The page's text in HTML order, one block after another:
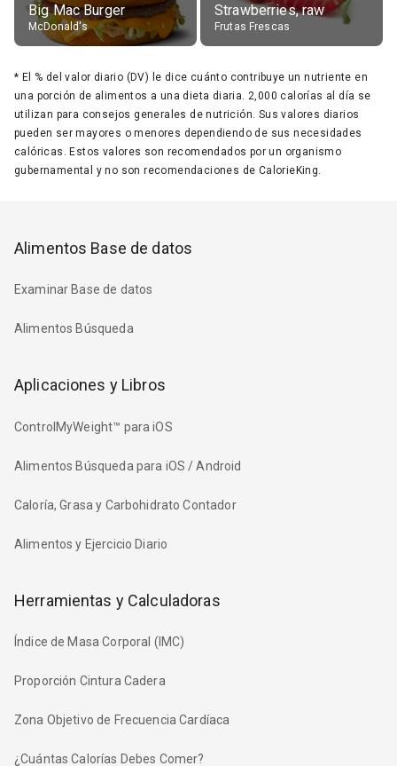
Big Mac Burger
McDonald's
Strawberries, raw
Frutas Frescas
* El % del valor diario (DV) le dice cuánto contribuye un nutriente en
una porción de alimentos a una dieta diaria. 2,000 calorías al día se
utilizan para consejos generales de nutrición. Sus valores diarios
pueden ser mayores o menores dependiendo de sus necesidades
calóricas. Estos valores son recomendados por un organismo
gubernamental y no son recomendaciones de CalorieKing.
Alimentos Base de datos
Examinar Base de datos
Alimentos Búsqueda
Aplicaciones y Libros
ControlMyWeight™ para iOS
Alimentos Búsqueda para iOS / Android
Caloría, Grasa y Carbohidrato Contador
Alimentos y Ejercicio Diario
Herramientas y Calculadoras
Índice de Masa Corporal (IMC)
Proporción Cintura Cadera
Zona Objetivo de Frecuencia Cardíaca
¿Cuántas Calorías Debes Comer?